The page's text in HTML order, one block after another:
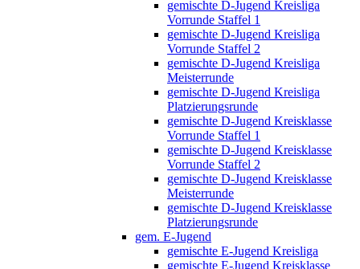
gemischte D-Jugend Kreisliga
Vorrunde Staffel 1
gemischte D-Jugend Kreisliga
Vorrunde Staffel 2
gemischte D-Jugend Kreisliga
Meisterrunde
gemischte D-Jugend Kreisliga
Platzierungsrunde
gemischte D-Jugend Kreisklasse
Vorrunde Staffel 1
gemischte D-Jugend Kreisklasse
Vorrunde Staffel 2
gemischte D-Jugend Kreisklasse
Meisterrunde
gemischte D-Jugend Kreisklasse
Platzierungsrunde
gem. E-Jugend
gemischte E-Jugend Kreisliga
gemischte E-Jugend Kreisklasse